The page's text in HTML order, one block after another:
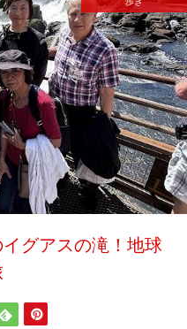
イグアスの滝！地球